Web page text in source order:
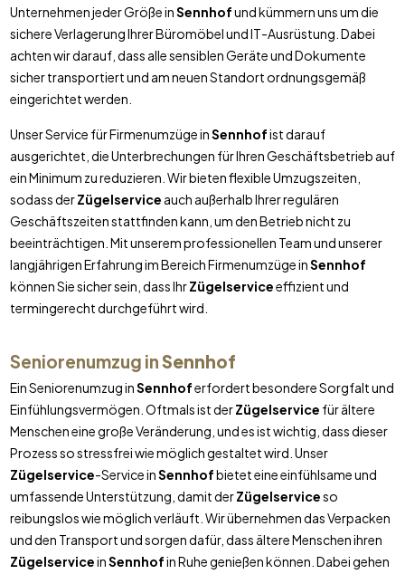
Unternehmen jeder Größe inSennhofund kümmern uns um die
sichere Verlagerung Ihrer Büromöbel und IT-Ausrüstung. Dabei
achten wir darauf, dass alle sensiblen Geräte und Dokumente
sicher transportiert und am neuen Standort ordnungsgemäß
eingerichtet werden.
Unser Service für Firmenumzüge inSennhofist darauf
ausgerichtet, die Unterbrechungen für Ihren Geschäftsbetrieb auf
ein Minimum zu reduzieren. Wir bieten flexible Umzugszeiten,
sodass derZügelservice auch außerhalb Ihrer regulären
Geschäftszeiten stattfinden kann, um den Betrieb nicht zu
beeinträchtigen. Mit unserem professionellen Team und unserer
langjährigen Erfahrung im Bereich Firmenumzüge inSennhof
können Sie sicher sein, dass IhrZügelserviceeffizient und
termingerecht durchgeführt wird.
Seniorenumzug inSennhof
Ein Seniorenumzug inSennhoferfordert besondere Sorgfalt und
Einfühlungsvermögen. Oftmals ist derZügelservice für ältere
Menschen eine große Veränderung, und es ist wichtig, dass dieser
Prozess so stressfrei wie möglich gestaltet wird. Unser
Zügelservice-Service inSennhofbietet eine einfühlsame und
umfassende Unterstützung, damit derZügelserviceso
reibungslos wie möglich verläuft. Wir übernehmen das Verpacken
und den Transport und sorgen dafür, dass ältere Menschen ihren
ZügelserviceinSennhofin Ruhe genießen können. Dabei gehen